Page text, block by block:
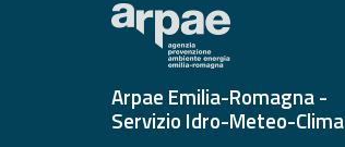
Arpae Emilia-Romagna -
Servizio Idro-Meteo-Clima